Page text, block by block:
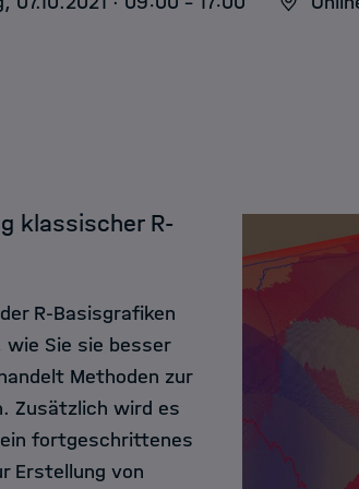
klassischer R-
R-Basisgrafiken
Sie sie besser
Methoden zur
Zusätzlich wird es
fortgeschrittenes
Erstellung von